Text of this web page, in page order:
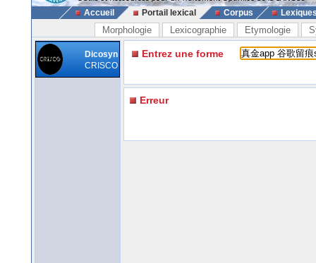
Accueil Portail lexical Corpus
Morphologie Lexicographie Etymologie
Dicosyn
CRISCO
Entrez une forme
Erreur